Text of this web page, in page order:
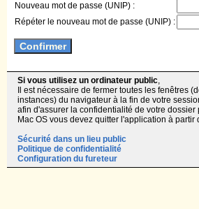
Nouveau mot de passe (UNIP) :
Répéter le nouveau mot de passe (UNIP) :
Si vous utilisez un ordinateur public,
Il est nécessaire de fermer toutes les fenêtres
instances) du navigateur à la fin de votre
afin d'assurer la confidentialité de votre dossier
Mac OS vous devez quitter l'application à partir
Sécurité dans un lieu public
Politique de confidentialité
Configuration du fureteur